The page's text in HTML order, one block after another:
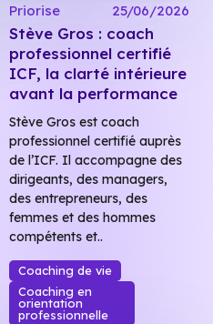
Priorise 25/06/2026
Stève Gros : coach
professionnel certifié
ICF, la clarté intérieure
avant la performance
Stève Gros est coach
professionnel certifié auprès
de l’ICF. Il accompagne des
dirigeants, des managers,
des entrepreneurs, des
femmes et des hommes
compétents et..
Coaching de vie
Coaching en
orientation
professionnelle